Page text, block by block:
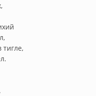
тигле,